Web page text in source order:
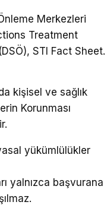
Merkezleri
Treatment
STI Fact Sheet.
kişisel ve sağlık
Korunması
yükümlülükler
yalnızca başvurana